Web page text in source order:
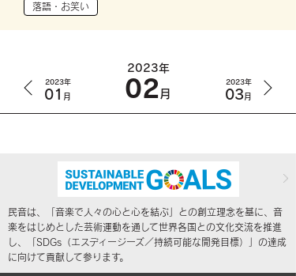
落語・お笑い
2023年
01 月
2023年
02月
2023年
03月
民音は、「音楽で人々の心と心を結ぶ」との創立理念を基に、音
楽をはじめとした芸術運動を通して世界各国との文化交流を推進
し、「SDGs（エスディージーズ／持続可能な開発目標）」の達成
に向けて貢献して参ります。